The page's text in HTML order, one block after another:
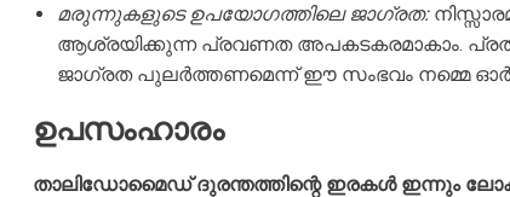
മരുന്നുകളുടെ ഉപയോഗത്തിലെ ജാഗ്രത:
ആശ്രയിക്കുന്ന പ്രവണത അപകടകരമാകാം.
ജാഗ്രത പുലർത്തണമെന്ന് ഈ സംഭവം നമ്മെ
ഉപസംഹാരം
താലിഡോമൈഡ് ദുരന്തത്തിന്റെ ഇരകൾ ഇന്നും